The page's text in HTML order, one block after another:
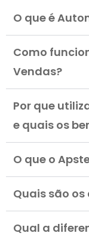
O que é
Como
Vendas?
Por que
e quais os
O que o
Quais são
Qual a